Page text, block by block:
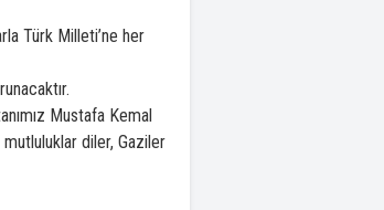
Türk Milleti’ne her
Mustafa Kemal
diler, Gaziler